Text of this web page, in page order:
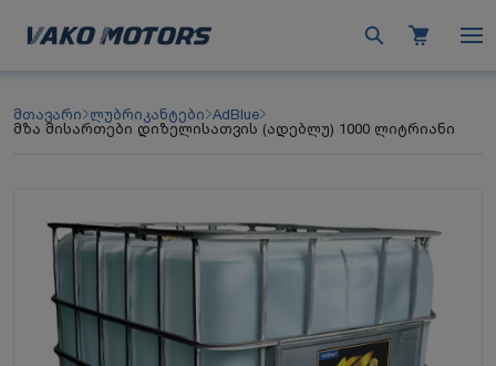
მთავარი ლუბრიკანტები AdBlue
მზა მისართები დიზელისათვის (ადებლუ) 1000 ლიტრიანი